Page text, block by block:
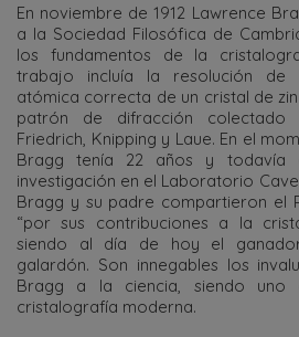
En noviembre de 1912 Lawrence
a la Sociedad Filosófica de
los fundamentos de la
trabajo incluía la resolución de
atómica correcta de un cristal de
patrón de difracción
Friedrich, Knipping y Laue. En el
Bragg tenía 22 años y todavía
investigación en el Laboratorio
Bragg y su padre compartieron el
“por sus contribuciones a la
siendo al día de hoy el
galardón. Son innegables los
Bragg a la ciencia, siendo
cristalografía moderna.